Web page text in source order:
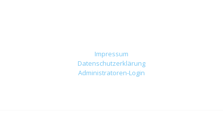
Impressum
Datenschutzerklärung
Administratoren-Login